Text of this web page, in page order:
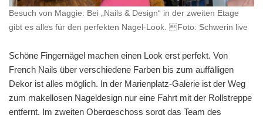
Besuch von Maggie: Bei „Nails & Design“ in der zweiten Etage
gibt es alles für den perfekten Nagel-Look. Foto: Schwerin live
Schöne Fingernägel machen einen Look erst perfekt. Von
French Nails über verschiedene Farben bis zum auffälligen
Dekor ist alles möglich. In der Marienplatz-Galerie ist der Weg
zum makellosen Nageldesign nur eine Fahrt mit der Rollstreppe
entfernt. Im zweiten Obergeschoss sorgt das Team des